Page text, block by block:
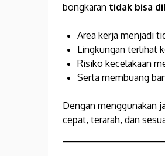
bongkaran tidak bisa
Area kerja menjadi
Lingkungan terlihat
Risiko kecelakaan
Serta membuang
Dengan menggunakan
cepat, terarah, dan